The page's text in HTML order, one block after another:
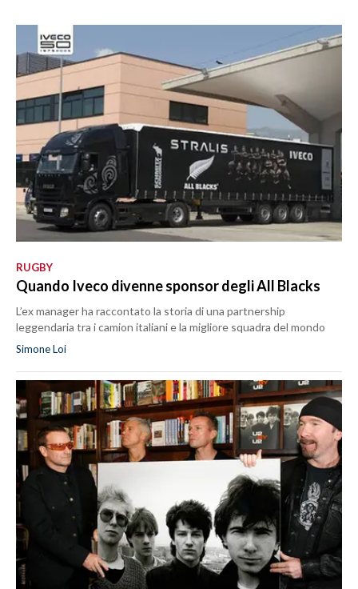
RUGBY
Quando Iveco divenne sponsor degli All Blacks
L’ex manager ha raccontato la storia di una partnership
leggendaria tra i camion italiani e la migliore squadra del mondo
Simone Loi